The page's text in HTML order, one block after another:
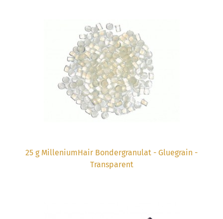
25 g MilleniumHair Bondergranulat - Gluegrain -
Transparent